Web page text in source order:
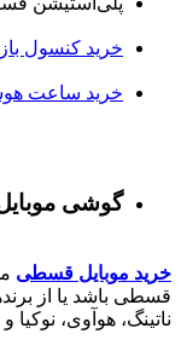
خرید کنسول
خرید ساعت
گوشی
خرید موبایل قسطی
قسطی باشد یا از
ناتینگ، هوآوی،